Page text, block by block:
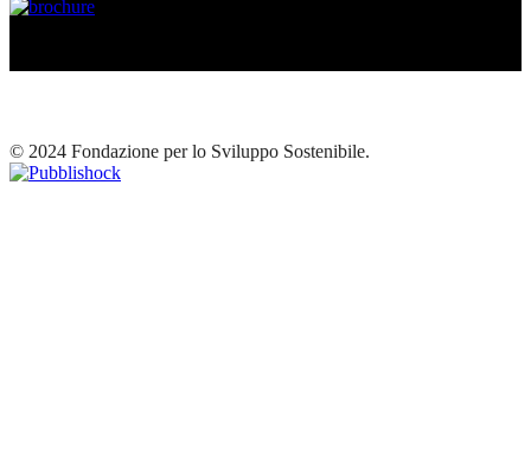
© 2024 Fondazione per lo Sviluppo Sostenibile.